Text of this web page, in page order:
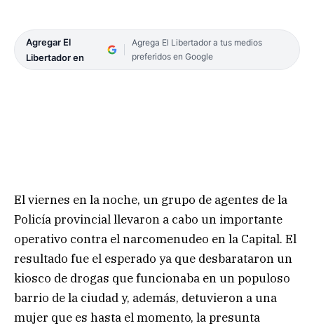
Agregar El
Libertador en
Agrega El Libertador a tus medios
preferidos en Google
El viernes en la noche, un grupo de agentes de la
Policía provincial llevaron a cabo un importante
operativo contra el narcomenudeo en la Capital. El
resultado fue el esperado ya que desbarataron un
kiosco de drogas que funcionaba en un populoso
barrio de la ciudad y, además, detuvieron a una
mujer que es hasta el momento, la presunta